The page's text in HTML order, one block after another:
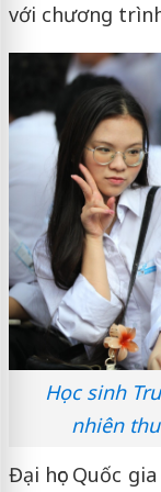
với chương
Học sinh
nhiên
Đại học Quốc